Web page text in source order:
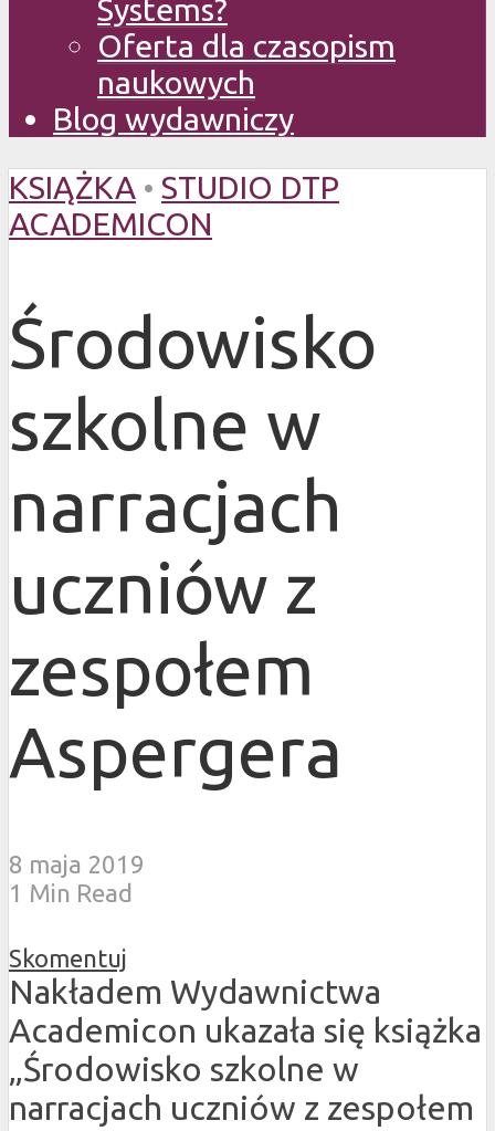
Systems?
Oferta dla czasopism
naukowych
Blog wydawniczy
KSIĄŻKA • STUDIO DTP
ACADEMICON
Środowisko
szkolne w
narracjach
uczniów z
zespołem
Aspergera
8 maja 2019
1 Min Read
Skomentuj
Nakładem Wydawnictwa
Academicon ukazała się książka
„Środowisko szkolne w
narracjach uczniów z zespołem